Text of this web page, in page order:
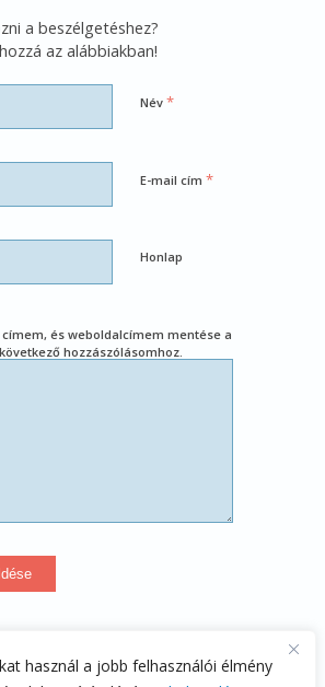
használ a jobb felhasználói élmény
a beszélgetéshez?
az alábbiakban!
Név *
E-mail cím *
Honlap
és weboldalcímem mentése a
hozzászólásomhoz.